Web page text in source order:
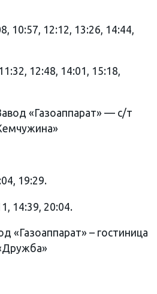
10:57, 12:12, 13:26, 14:44,
12:48, 14:01, 15:18,
«Газоаппарат» — с/т
19:29.
14:39, 20:04.
«Газоаппарат» – гостиница